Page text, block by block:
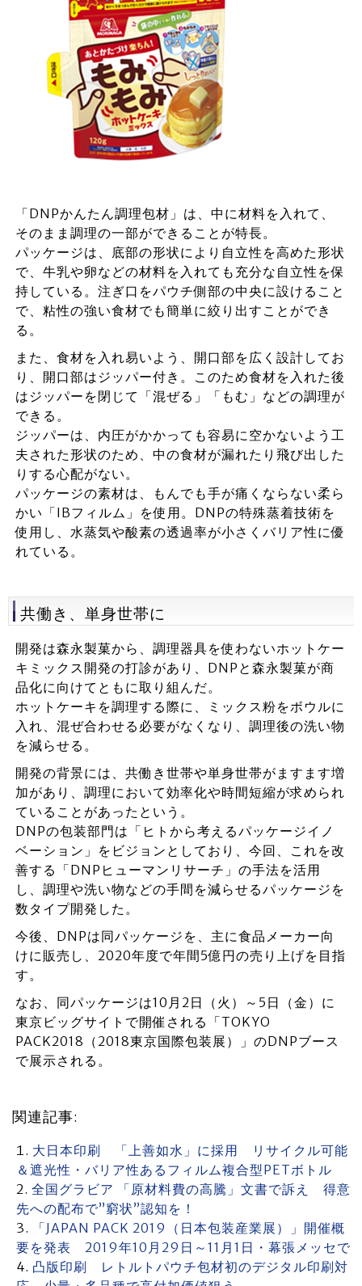
「DNPかんたん調理包材」は、中に材料を入れて、
そのまま調理の一部ができることが特長。
パッケージは、底部の形状により自立性を高めた形状
で、牛乳や卵などの材料を入れても充分な自立性を保
持している。注ぎ口をパウチ側部の中央に設けること
で、粘性の強い食材でも簡単に絞り出すことができ
る。
また、食材を入れ易いよう、開口部を広く設計してお
り、開口部はジッパー付き。このため食材を入れた後
はジッパーを閉じて「混ぜる」「もむ」などの調理が
できる。
ジッパーは、内圧がかかっても容易に空かないよう工
夫された形状のため、中の食材が漏れたり飛び出した
りする心配がない。
パッケージの素材は、もんでも手が痛くならない柔ら
かい「IBフィルム」を使用。DNPの特殊蒸着技術を
使用し、水蒸気や酸素の透過率が小さくバリア性に優
れている。
共働き、単身世帯に
開発は森永製菓から、調理器具を使わないホットケー
キミックス開発の打診があり、DNPと森永製菓が商
品化に向けてともに取り組んだ。
ホットケーキを調理する際に、ミックス粉をボウルに
入れ、混ぜ合わせる必要がなくなり、調理後の洗い物
を減らせる。
開発の背景には、共働き世帯や単身世帯がますます増
加があり、調理において効率化や時間短縮が求められ
ていることがあったという。
DNPの包装部門は「ヒトから考えるパッケージイノ
ベーション」をビジョンとしており、今回、これを改
善する「DNPヒューマンリサーチ」の手法を活用
し、調理や洗い物などの手間を減らせるパッケージを
数タイプ開発した。
今後、DNPは同パッケージを、主に食品メーカー向
けに販売し、2020年度で年間5億円の売り上げを目指
す。
なお、同パッケージは10月2日（火）～5日（金）に
東京ビッグサイトで開催される「TOKYO
PACK2018（2018東京国際包装展）」のDNPブース
で展示される。
関連記事:
大日本印刷 「上善如水」に採用 リサイクル可能
＆遮光性・バリア性あるフィルム複合型PETボトル
全国グラビア 「原材料費の高騰」文書で訴え 得意
先への配布で”窮状”認知を！
「JAPAN PACK 2019（日本包装産業展）」開催概
要を発表 2019年10月29日～11月1日・幕張メッセで
凸版印刷 レトルトパウチ包材初のデジタル印刷対